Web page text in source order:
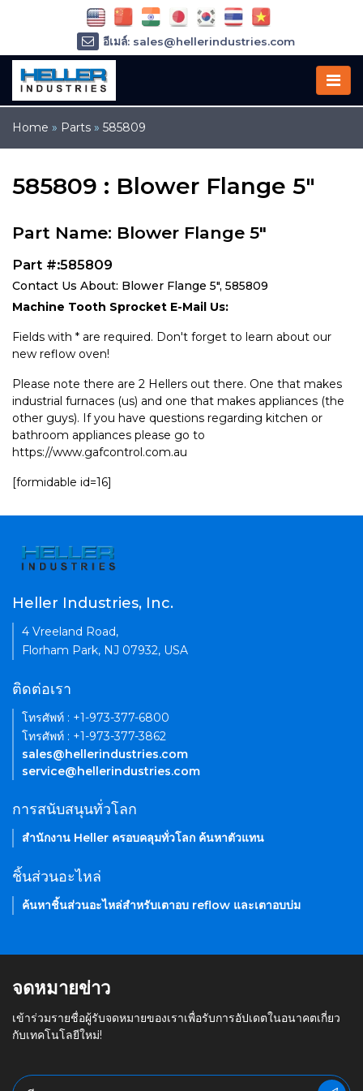
Home » Parts » 585809
585809 : Blower Flange 5"
Part Name: Blower Flange 5"
Part #:585809
Contact Us About: Blower Flange 5", 585809
Machine Tooth Sprocket E-Mail Us:
Fields with * are required. Don't forget to learn about our
new reflow oven!
Please note there are 2 Hellers out there. One that makes
industrial furnaces (us) and one that makes appliances (the
other guys). If you have questions regarding kitchen or
bathroom appliances please go to
https://www.gafcontrol.com.au
[formidable id=16]
อีเมล์: sales@hellerindustries.com
อีเมล์: service@hellerindustries.com
โทรศัพท์ :
Heller Industries, Inc.
4 Vreeland Road,
Florham Park, NJ 07932, USA
ติดต่อเรา
โทรศัพท์ : +1-973-377-6800
โทรศัพท์ : +1-973-377-3862
sales@hellerindustries.com
service@hellerindustries.com
การสนับสนุนทั่วโลก
สำนักงาน Heller ครอบคลุมทั่วโลก ค้นหาตัวแทน
ชิ้นส่วนอะไหล่
ค้นหาชิ้นส่วนอะไหล่สำหรับเตาอบ reflow และเตาอบบ่ม
จดหมายข่าว
เข้าร่วมรายชื่อผู้รับจดหมายของเราเพื่อรับการอัปเดตในอนาคตเกี่ยว
กับเทคโนโลยีใหม่!